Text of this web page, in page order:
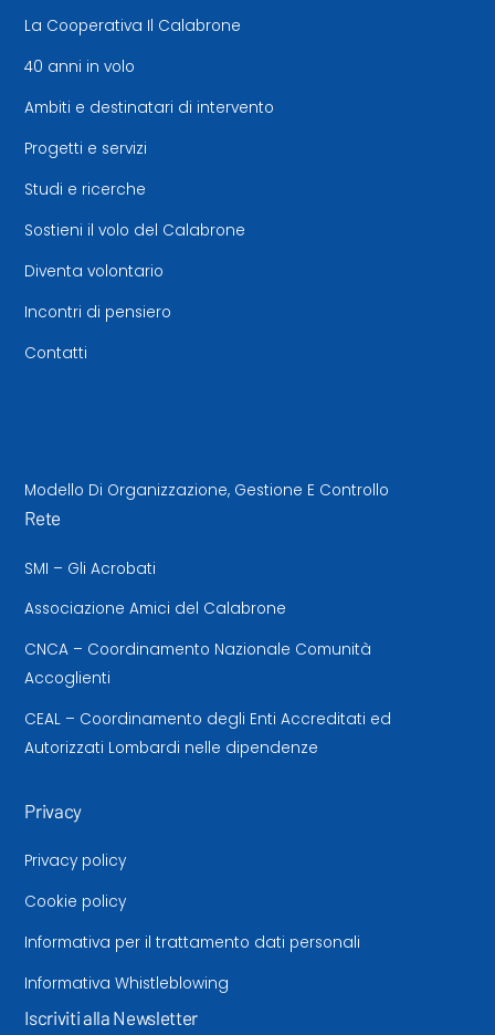
La Cooperativa Il Calabrone
40 anni in volo
Ambiti e destinatari di intervento
Progetti e servizi
Studi e ricerche
Sostieni il volo del Calabrone
Diventa volontario
Incontri di pensiero
Contatti
Modello Di Organizzazione, Gestione E Controllo
Rete
SMI – Gli Acrobati
Associazione Amici del Calabrone
CNCA – Coordinamento Nazionale Comunità
Accoglienti
CEAL – Coordinamento degli Enti Accreditati ed
Autorizzati Lombardi nelle dipendenze
Privacy
Privacy policy
Cookie policy
Informativa per il trattamento dati personali
Informativa Whistleblowing
Iscriviti alla Newsletter